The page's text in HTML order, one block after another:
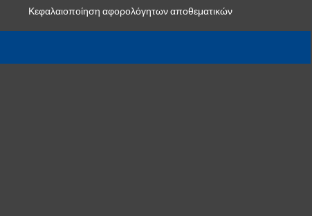
Κεφαλαιοποίηση αφορολόγητων αποθεματικών